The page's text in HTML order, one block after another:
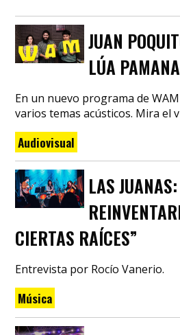
JUAN
LÚA PAMANA
En un nuevo programa de
varios temas acústicos. Mira el
Audiovisual
LAS
CIERTAS RAÍCES”
Entrevista por Rocío Vanerio.
Música